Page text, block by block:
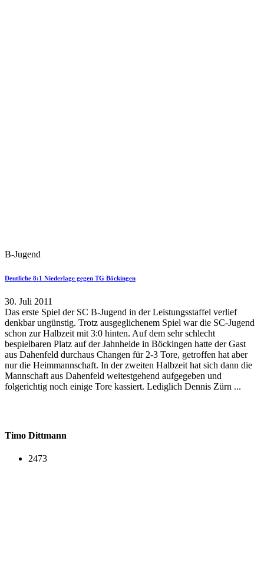
B-Jugend
Deutliche 8:1 Niederlage gegen TG Böckingen
30. Juli 2011
Das erste Spiel der SC B-Jugend in der Leistungsstaffel verlief
denkbar ungünstig. Trotz ausgeglichenem Spiel war die SC-Jugend
schon zur Halbzeit mit 3:0 hinten. Auf dem sehr schlecht
bespielbaren Platz auf der Jahnheide in Böckingen hatte der Gast
aus Dahenfeld durchaus Changen für 2-3 Tore, getroffen hat aber
nur die Heimmannschaft. In der zweiten Halbzeit hat sich dann die
Mannschaft aus Dahenfeld weitestgehend aufgegeben und
folgerichtig noch einige Tore kassiert. Lediglich Dennis Zürn ...
Timo Dittmann
2473